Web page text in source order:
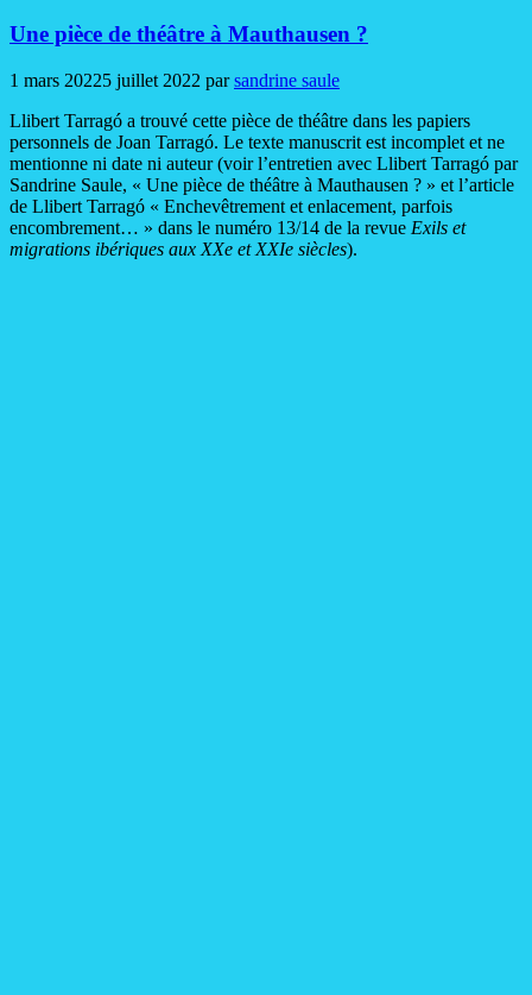
Une pièce de théâtre à Mauthausen ?
1 mars 20225 juillet 2022 parsandrine saule
Llibert Tarragó a trouvé cette pièce de théâtre dans les papiers
personnels de Joan Tarragó. Le texte manuscrit est incomplet et ne
mentionne ni date ni auteur (voir l’entretien avec Llibert Tarragó par
Sandrine Saule, « Une pièce de théâtre à Mauthausen ? » et l’article
de Llibert Tarragó « Enchevêtrement et enlacement, parfois
encombrement… » dans le numéro 13/14 de la revue Exils et
migrations ibériques aux XXe et XXIe siècles).